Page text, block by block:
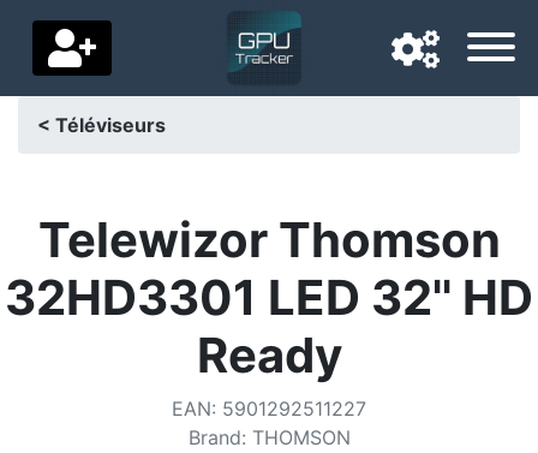
Pays de livraison
Accueil
< Téléviseurs
Telewizor Thomson
32HD3301 LED 32'' HD
Ready
EAN: 5901292511227
Brand: THOMSON